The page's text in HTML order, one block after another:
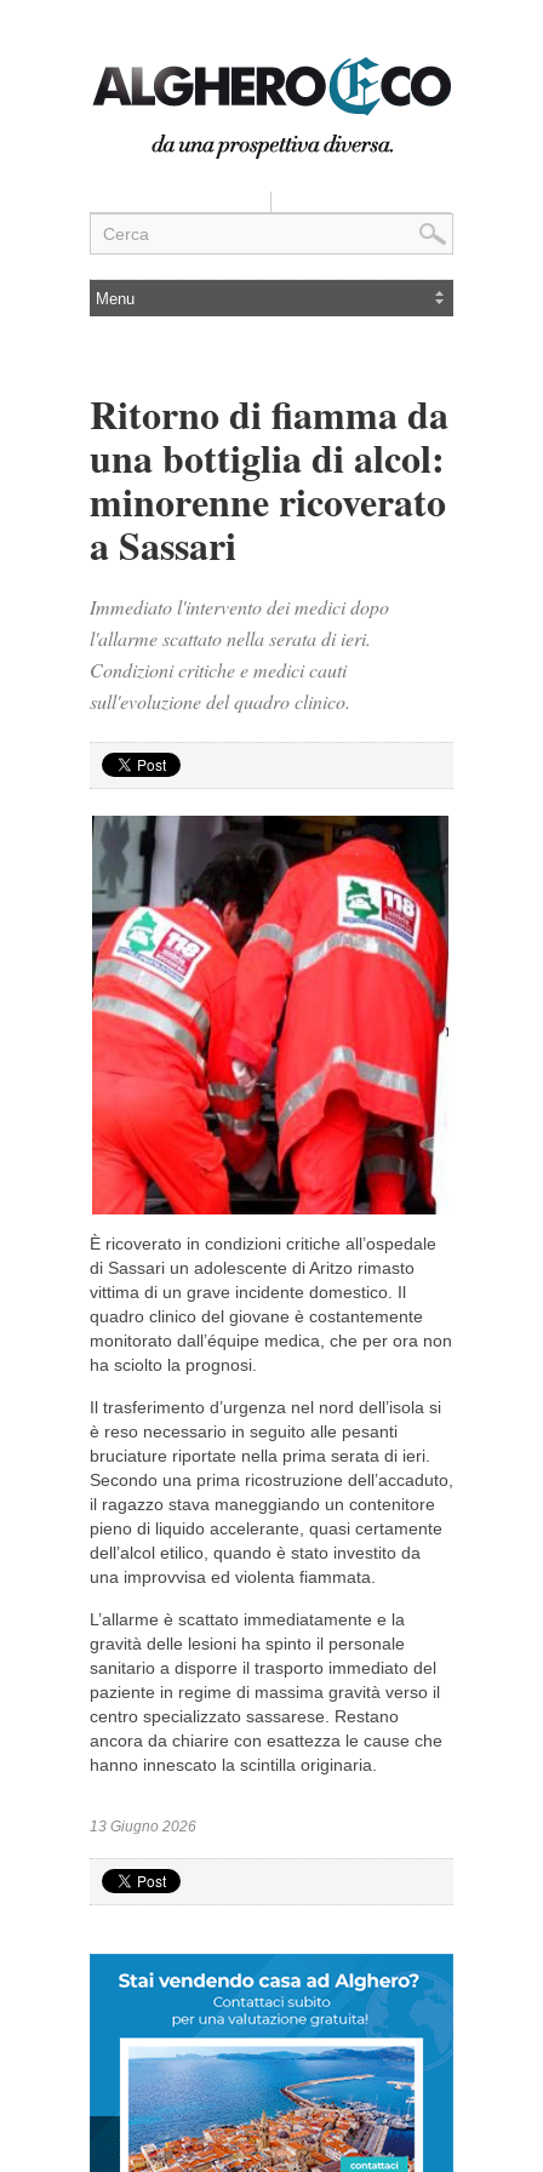
Ritorno di fiamma da
una bottiglia di alcol:
minorenne ricoverato
a Sassari
Immediato l'intervento dei medici dopo
l'allarme scattato nella serata di ieri.
Condizioni critiche e medici cauti
sull'evoluzione del quadro clinico.
È ricoverato in condizioni critiche all’ospedale
di Sassari un adolescente di Aritzo rimasto
vittima di un grave incidente domestico. Il
quadro clinico del giovane è costantemente
monitorato dall’équipe medica, che per ora non
ha sciolto la prognosi.
Il trasferimento d’urgenza nel nord dell’isola si
è reso necessario in seguito alle pesanti
bruciature riportate nella prima serata di ieri.
Secondo una prima ricostruzione dell’accaduto,
il ragazzo stava maneggiando un contenitore
pieno di liquido accelerante, quasi certamente
dell’alcol etilico, quando è stato investito da
una improvvisa ed violenta fiammata.
L’allarme è scattato immediatamente e la
gravità delle lesioni ha spinto il personale
sanitario a disporre il trasporto immediato del
paziente in regime di massima gravità verso il
centro specializzato sassarese. Restano
ancora da chiarire con esattezza le cause che
hanno innescato la scintilla originaria.
13 Giugno 2026